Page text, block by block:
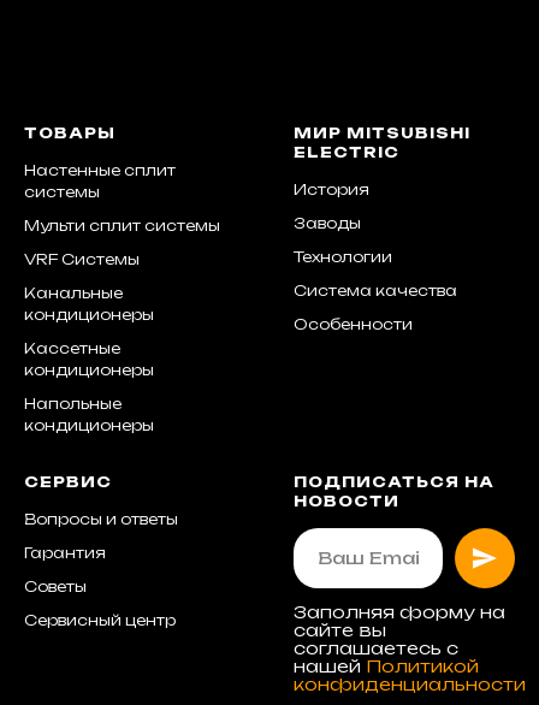
ТОВАРЫ
Настенные сплит
системы
Мульти сплит системы
VRF Системы
Канальные
кондиционеры
Кассетные
кондиционеры
Напольные
кондиционеры
МИР MITSUBISHI
ELECTRIC
История
Заводы
Технологии
Система качества
Особенности
СЕРВИС
Вопросы и ответы
Гарантия
Советы
Сервисный центр
ПОДПИСАТЬСЯ НА
НОВОСТИ
Заполняя форму на
сайте вы
соглашаетесь с
нашей Политикой
конфиденциальности